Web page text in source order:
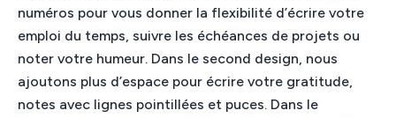
numéros pour vous donner la flexibilité d’écrire votre
emploi du temps, suivre les échéances de projets ou
noter votre humeur. Dans le second design, nous
ajoutons plus d’espace pour écrire votre gratitude,
notes avec lignes pointillées et puces. Dans le